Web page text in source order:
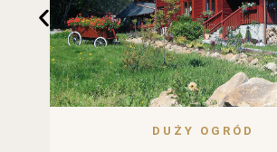
WIATA Z HAMAKAMI